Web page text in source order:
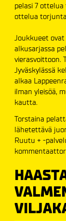
pelasi 7
ottelua
Joukkueet
alkusarjassa
vierasvoittoon.
Jyväskylässä
alkaa
ilman yleisöä,
kautta.
Torstaina
lähetettävä
Ruutu + -